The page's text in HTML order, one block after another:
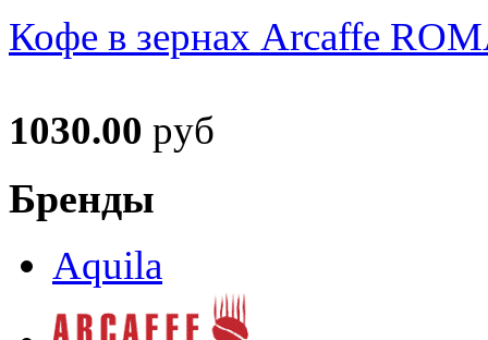
Кофе в зернах Arcaffe
1030.00 руб
Бренды
Aquila